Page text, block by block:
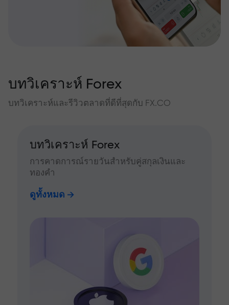
บทวิเคราะห์ Forex
บทวิเคราะห์และรีวิวตลาดที่ดีที่สุดกับ FX.CO
บทวิเคราะห์ Forex
การคาดการณ์รายวันสำหรับคู่สกุลเงินและ
ทองคำ
ดูทั้งหมด